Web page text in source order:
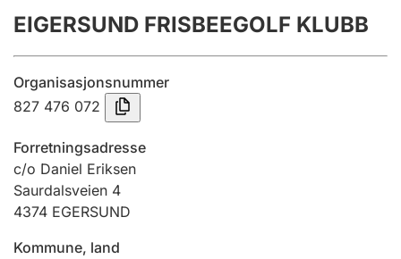
Årsrekneskap
Innsending og forseinkingsgebyr
Tinglysing
Jeger
Betaling og jegeravgiftskort
EIGERSUND FRISBEEGOLF KLUBB
Organisasjonsnummer
827 476 072
Forretningsadresse
c/o Daniel Eriksen
Saurdalsveien 4
4374 EGERSUND
Kommune, land